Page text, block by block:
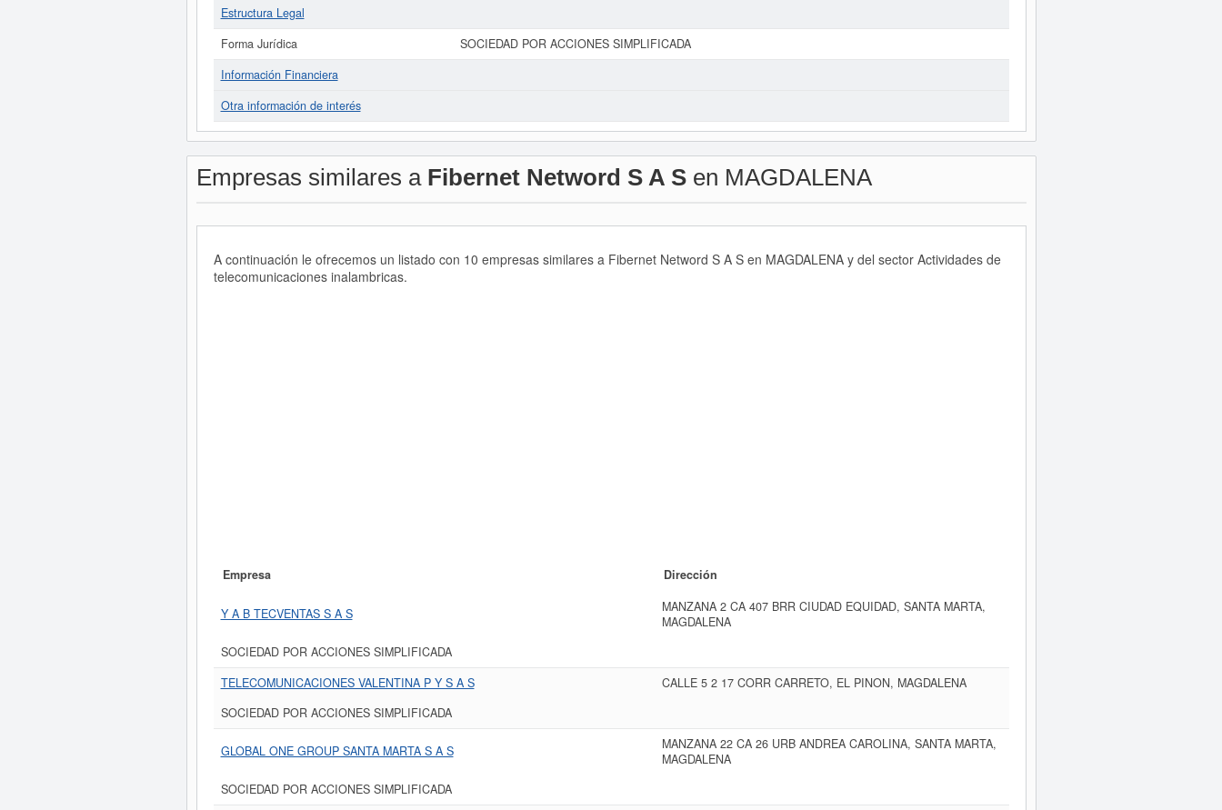
Estructura Legal
Forma Jurídica
SOCIEDAD POR ACCIONES SIMPLIFICADA
Información Financiera
Otra información de interés
Empresas similares a Fibernet Netword S A Sen MAGDALENA
A continuación le ofrecemos un listado con 10 empresas similares a Fibernet Netword S A S en MAGDALENA y del sector Actividades de
telecomunicaciones inalambricas.
Empresa Dirección
Y A B TECVENTAS S A S
MANZANA 2 CA 407 BRR CIUDAD EQUIDAD, SANTA MARTA,
MAGDALENA
SOCIEDAD POR ACCIONES SIMPLIFICADA
TELECOMUNICACIONES VALENTINA P Y S A S
CALLE 5 2 17 CORR CARRETO, EL PINON, MAGDALENA
SOCIEDAD POR ACCIONES SIMPLIFICADA
GLOBAL ONE GROUP SANTA MARTA S A S
MANZANA 22 CA 26 URB ANDREA CAROLINA, SANTA MARTA,
MAGDALENA
SOCIEDAD POR ACCIONES SIMPLIFICADA